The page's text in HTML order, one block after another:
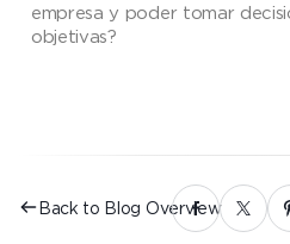
empresa y poder tomar
objetivas?
Back to Blog Overview